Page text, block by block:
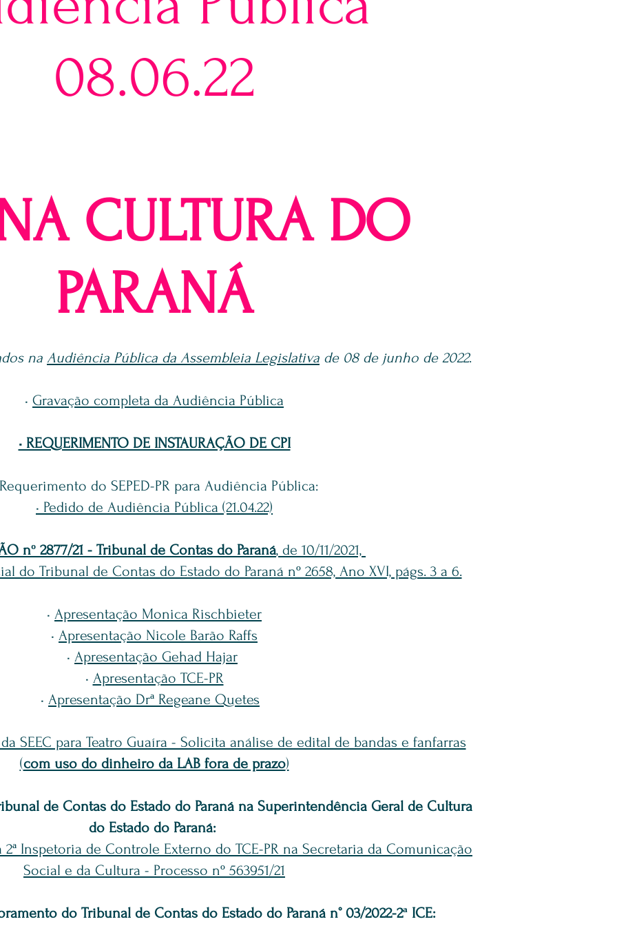
08.06.22
CULTURA DO
PARANÁ
na Audiência Pública da Assembleia Legislativa de 08 de junho de 2022.
• Gravação completa da Audiência Pública
• REQUERIMENTO DE INSTAURAÇÃO DE CPI
do SEPED-PR para Audiência Pública:
• Pedido de Audiência Pública (21.04.22)
nº 2877/21 - Tribunal de Contas do Paraná, de 10/11/2021,
do Tribunal de Contas do Estado do Paraná nº 2658, Ano XVI, págs. 3 a 6.
• Apresentação Monica Rischbieter
• Apresentação Nicole Barão Raffs
• Apresentação Gehad Hajar
• Apresentação TCE-PR
• Apresentação Drª Regeane Quetes
da SEEC para Teatro Guaíra - Solicita análise de edital de bandas e fanfarras
(com uso do dinheiro da LAB fora de prazo)
de Contas do Estado do Paraná na Superintendência Geral de Cultura
do Estado do Paraná:
Inspetoria de Controle Externo do TCE-PR na Secretaria da Comunicação
Social e da Cultura - Processo nº 563951/21
do Tribunal de Contas do Estado do Paraná n° 03/2022-2ª ICE: